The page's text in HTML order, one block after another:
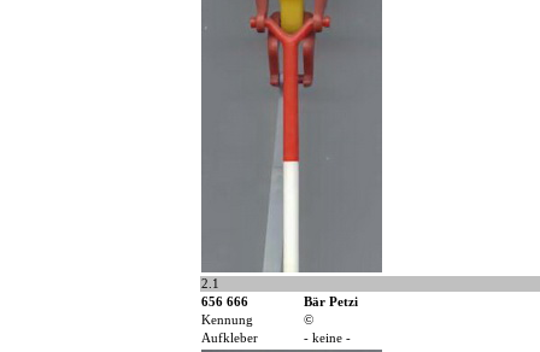
2.1
656 666
Bär Petzi
Kennung
©
Aufkleber
- keine -